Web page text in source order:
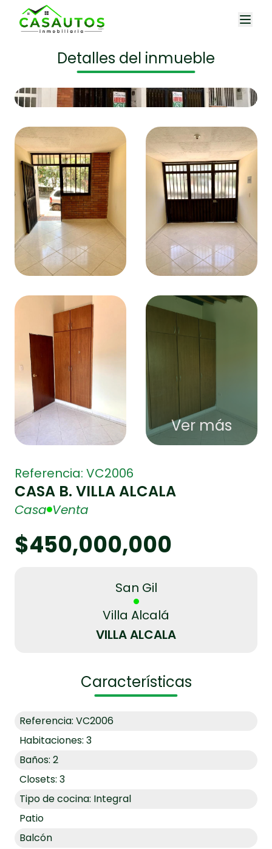
Detalles del inmueble
Ver más
Referencia: VC2006
CASA B. VILLA ALCALA
Casa Venta
$450,000,000
San Gil
Villa Alcalá
VILLA ALCALA
Características
Referencia: VC2006
Habitaciones: 3
Baños: 2
Closets: 3
Tipo de cocina: Integral
Patio
Balcón